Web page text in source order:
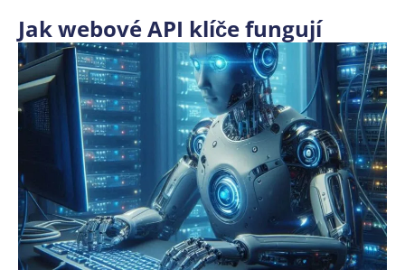
Jak webové API klíče fungují